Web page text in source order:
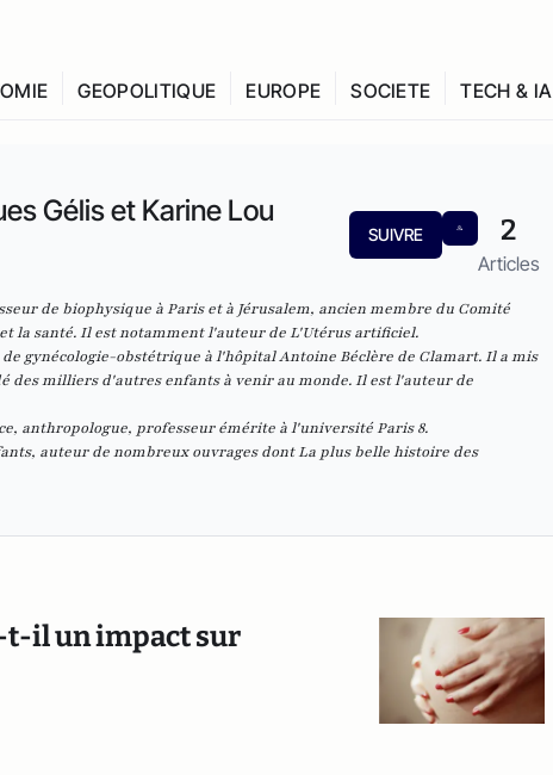
GEOPOLITIQUE EUROPE SOCIETE TECH & IA
Gélis et Karine Lou
SUIVRE 2
Articles
de biophysique à Paris et à Jérusalem, ancien membre du Comité
la santé. Il est notamment l'auteur deL'Utérus artificiel.
gynécologie-obstétrique à l'hôpital Antoine Béclère de Clamart. Il a mis
des milliers d'autres enfants à venir au monde. Il est l'auteur de
anthropologue, professeur émérite à l'université Paris 8.
auteur de nombreux ouvrages dontLa plus belle histoire des
t-il un impact sur